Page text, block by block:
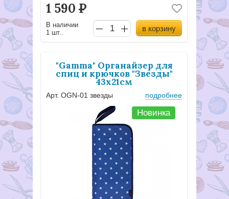
1 590 Р
В наличии
1 шт..
в корзину
"Gamma" Органайзер для
спиц и крючков "Звезды"
43х21см
Арт. OGN-01 звезды подробнее
Новинка